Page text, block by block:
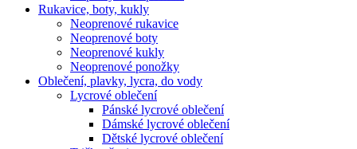
Rukavice, boty, kukly
Neoprenové rukavice
Neoprenové boty
Neoprenové kukly
Neoprenové ponožky
Oblečení, plavky, lycra, do vody
Lycrové oblečení
Pánské lycrové oblečení
Dámské lycrové oblečení
Dětské lycrové oblečení